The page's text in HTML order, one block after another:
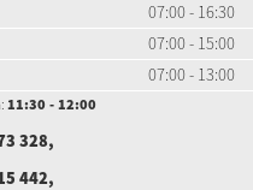
07:00 - 16:30
07:00 - 15:00
07:00 - 13:00
11:30 - 12:00
328,
442,